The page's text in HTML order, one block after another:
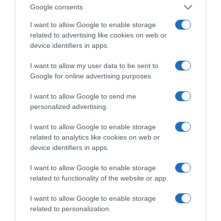
Google consents
I want to allow Google to enable storage
related to advertising like cookies on web or
device identifiers in apps.
I want to allow my user data to be sent to
Google for online advertising purposes.
I want to allow Google to send me
personalized advertising.
I want to allow Google to enable storage
related to analytics like cookies on web or
device identifiers in apps.
I want to allow Google to enable storage
related to functionality of the website or app.
I want to allow Google to enable storage
related to personalization.
της Ζωής μας
Οι άνθρωποι, οι αυθεντικές ιστορίες,
πολιτισμός που μας ενώνει κάθε μέρα.
ΓΙΑ ΤΟ ΚΑΛΟΚΑΊΡΙ ΣΟΥ →
ΡΟΗ ΕΙΔΗΣΕΩΝ